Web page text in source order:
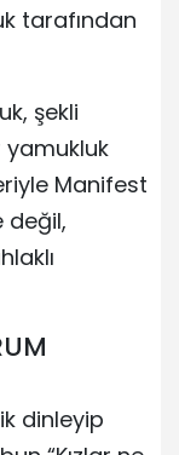
tarafından
şekli
yamukluk
Manifest
değil,
dinleyip